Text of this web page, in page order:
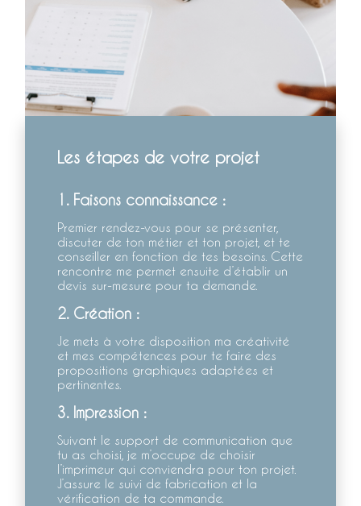
Les étapes de votre projet
1. Faisons connaissance :
Premier rendez-vous pour se présenter,
discuter de ton métier et ton projet, et te
conseiller en fonction de tes besoins. Cette
rencontre me permet ensuite d’établir un
devis sur-mesure pour ta demande.
2. Création :
Je mets à votre disposition ma créativité
et mes compétences pour te faire des
propositions graphiques adaptées et
pertinentes.
3. Impression :
Suivant le support de communication que
tu as choisi, je m’occupe de choisir
l’imprimeur qui conviendra pour ton projet.
J’assure le suivi de fabrication et la
vérification de ta commande.